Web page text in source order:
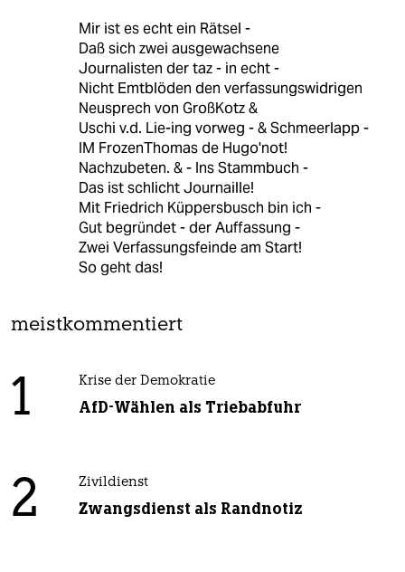
Mir ist es echt ein Rätsel -
Daß sich zwei ausgewachsene
Journalisten der taz - in echt -
Nicht Emtblöden den verfassungswidrigen
Neusprech von GroßKotz &
Uschi v.d. Lie-ing vorweg - & Schmeerlapp -
IM FrozenThomas de Hugo'not!
Nachzubeten. & - Ins Stammbuch -
Das ist schlicht Journaille!
Mit Friedrich Küppersbusch bin ich -
Gut begründet - der Auffassung -
Zwei Verfassungsfeinde am Start!
So geht das!
meistkommentiert
1 Krise der Demokratie
AfD-Wählen als Triebabfuhr
2 Zivildienst
Zwangsdienst als Randnotiz